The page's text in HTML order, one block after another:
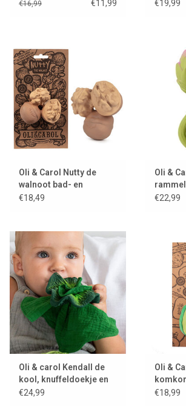
€16,99 €11,99 €19,99
Oli & Carol Nutty de
walnoot bad- en
bijtspeeltje
€18,49
Oli &
€22,99
Oli & carol Kendall de
kool, knuffeldoekje en
bijtspeeltje
€24,99
Oli &
€18,99